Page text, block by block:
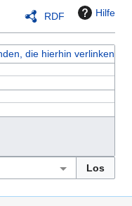
RDF Hilfe
die hierhin verlinken